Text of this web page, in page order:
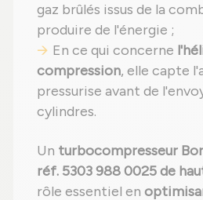
gaz brûlés issus de la
produire de l'énergie ;
En ce qui concerne
compression, elle capte
pressurise avant de
cylindres.
Un turbocompresseur
réf. 5303 988 0025 de
rôle essentiel en